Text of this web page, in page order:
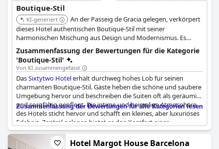
Boutique-Stil
KI-generiert
An der Passeig de Gracia gelegen, verkörpert
dieses Hotel authentischen Boutique-Stil mit seiner
harmonischen Mischung aus Design und Modernismus. Es
bietet personalisierten Service und achtet genau auf Details, was
einen luxuriösen und exquisiten Aufenthalt in bester Lage
ermöglicht.
Zusammenfassung der Bewertungen für die Kategorie
'Boutique-Stil'
Von KI zusammengefasst
DasSixtytwo Hotelerhält durchweg hohes Lob für seinen
charmanten Boutique-Stil. Gäste heben die schöne und saubere
Umgebung hervor und beschreiben die Suiten oft als geräumig
und sorgfältig gepflegt. Die intime und heimelige Atmosphäre
des Hotels sticht hervor und schafft ein kleines, aber luxuriöses
Erlebnis. Zentral gelegen bietet es den Komfort einer
erstklassigen Lage in der Stadt, während es fast unbemerkt in
einem Gebäude von bedeutendem Charme eingebettet ist.
Zusammenfassung der Bewertungen für alle Kategorien lesen
Hotel Margot House Barcelona